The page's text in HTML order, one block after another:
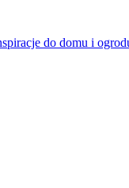
do domu i